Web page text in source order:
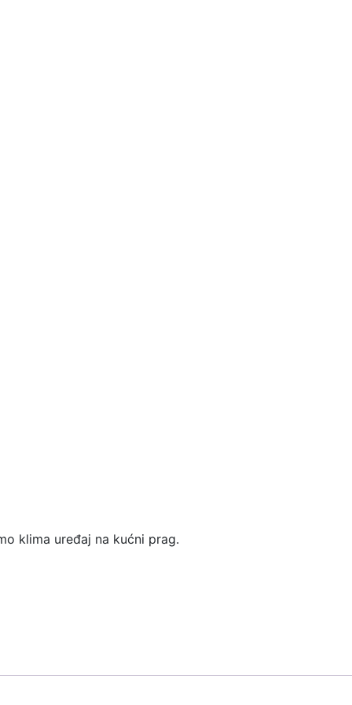
klima uređaj na kućni prag.